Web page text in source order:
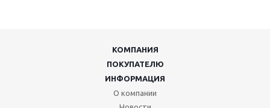
КОМПАНИЯ
ПОКУПАТЕЛЮ
ИНФОРМАЦИЯ
О компании